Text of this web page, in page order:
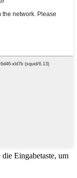
Eingabetaste, um